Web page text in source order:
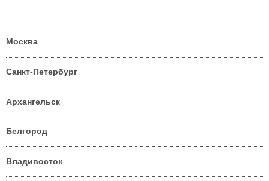
Москва
Санкт-Петербург
Архангельск
Белгород
Владивосток